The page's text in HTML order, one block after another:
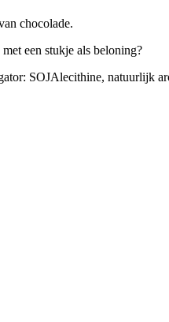
chocolade.
een stukje als beloning?
SOJAlecithine, natuurlijk